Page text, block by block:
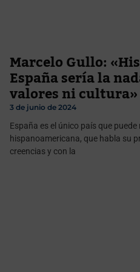
Marcelo Gullo:
España sería la
valores ni cultura»
3 de junio de 2024
España es el único país que
hispanoamericana, que habla su
creencias y con la